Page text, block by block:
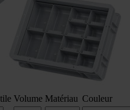
Volume Matériau Couleur